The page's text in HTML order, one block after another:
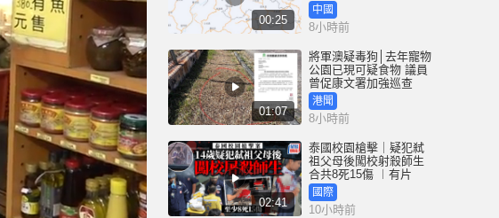
00:25
中國
8小時前
01:07
將軍澳疑毒狗│去年寵物
公園已現可疑食物 議員
曾促康文署加強巡查
港聞
8小時前
02:41
泰國校園槍擊｜疑犯弒
祖父母後闖校射殺師生
合共8死15傷 ︱有片
國際
10小時前